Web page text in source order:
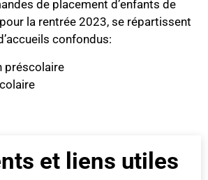
de placement d’enfants de
la rentrée 2023, se répartissent
confondus:
préscolaire
et liens utiles